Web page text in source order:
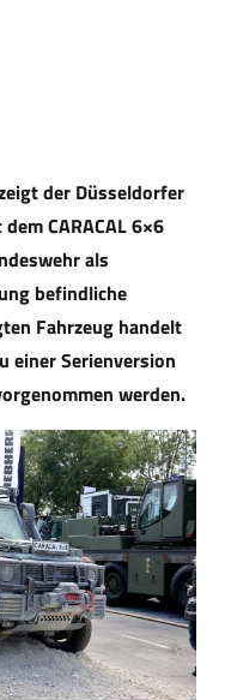
der Düsseldorfer
CARACAL 6×6
als
befindliche
Fahrzeug handelt
einer Serienversion
werden.